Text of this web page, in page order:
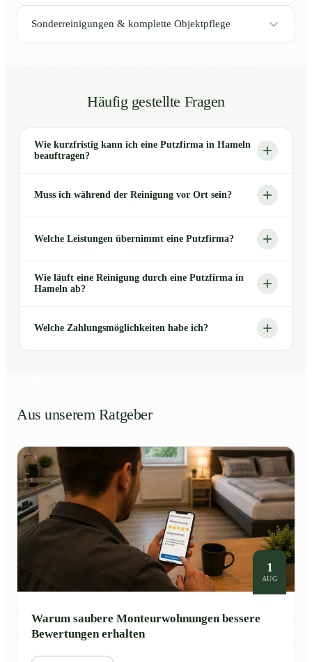
Sonderreinigungen & komplette Objektpflege
Häufig gestellte Fragen
Wie kurzfristig kann ich eine Putzfirma in Hameln
beauftragen?
Muss ich während der Reinigung vor Ort sein?
Welche Leistungen übernimmt eine Putzfirma?
Wie läuft eine Reinigung durch eine Putzfirma in
Hameln ab?
Welche Zahlungsmöglichkeiten habe ich?
Aus unserem Ratgeber
1
AUG
Warum saubere Monteurwohnungen bessere
Bewertungen erhalten